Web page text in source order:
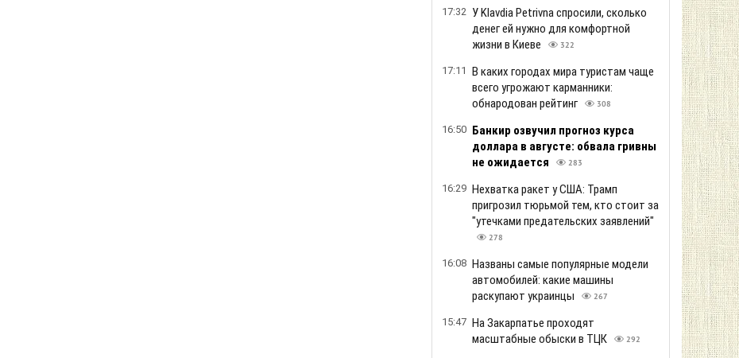
17:32 У Klavdia Petrivna спросили, сколько
денег ей нужно для комфортной
жизни в Киеве
322
17:11 В каких городах мира туристам чаще
всего угрожают карманники:
обнародован рейтинг
308
16:50 Банкир озвучил прогноз курса
доллара в августе: обвала гривны
не ожидается
283
16:29 Нехватка ракет у США: Трамп
пригрозил тюрьмой тем, кто стоит за
"утечками предательских заявлений"
278
16:08 Названы самые популярные модели
автомобилей: какие машины
раскупают украинцы
267
15:47 На Закарпатье проходят
масштабные обыски в ТЦК
292